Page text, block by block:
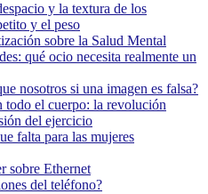
y la textura de los
y el peso
sobre la Salud Mental
qué ocio necesita realmente un
nosotros si una imagen es falsa?
todo el cuerpo: la revolución
del ejercicio
falta para las mujeres
sobre Ethernet
del teléfono?